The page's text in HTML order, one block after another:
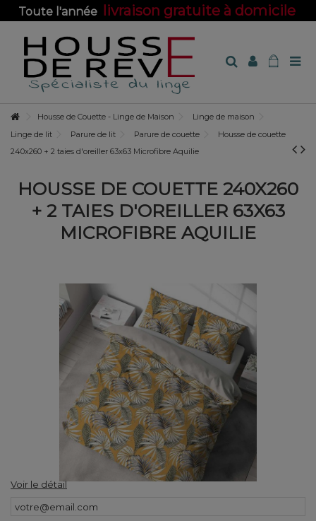
Toute l'année livraison gratuite à domicile
Housse de Couette - Linge de Maison
Linge de maison
Linge de lit
Parure de lit Parure de couette
Housse de couette
240x260 + 2 taies d'oreiller 63x63 Microfibre Aquilie
HOUSSE DE COUETTE 240X260
+ 2 TAIES D'OREILLER 63X63
MICROFIBRE AQUILIE
Voir le détail